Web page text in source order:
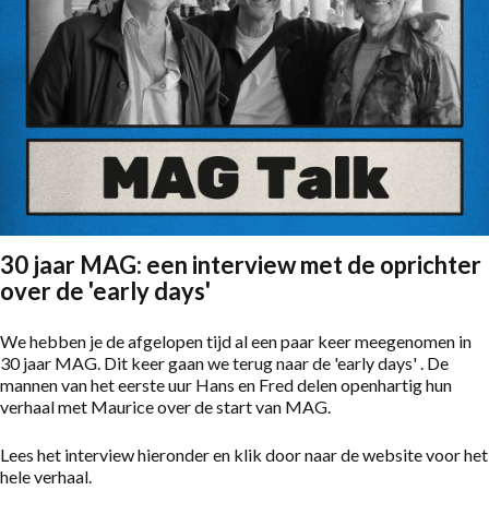
30 jaar MAG: een interview met de oprichter
over de 'early days'
We hebben je de afgelopen tijd al een paar keer meegenomen in
30 jaar MAG. Dit keer gaan we terug naar de 'early days' . De
mannen van het eerste uur Hans en Fred delen openhartig hun
verhaal met Maurice over de start van MAG.
Lees het interview hieronder en klik door naar de website voor het
hele verhaal.